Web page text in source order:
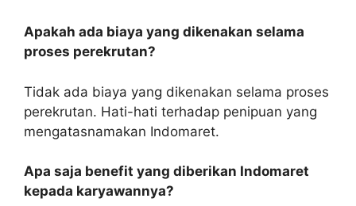
Apakah ada biaya yang dikenakan selama
proses perekrutan?
Tidak ada biaya yang dikenakan selama proses
perekrutan. Hati-hati terhadap penipuan yang
mengatasnamakan Indomaret.
Apa saja benefit yang diberikan Indomaret
kepada karyawannya?